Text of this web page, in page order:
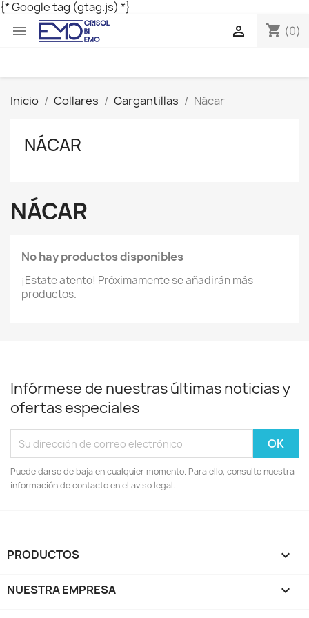
{* Google tag (gtag.js) *}
 shopping_cart (0)

Inicio Collares Gargantillas Nácar
NÁCAR
NÁCAR
No hay productos disponibles
¡Estate atento! Próximamente se añadirán más
productos.
Infórmese de nuestras últimas noticias y
ofertas especiales
Puede darse de baja en cualquier momento. Para ello, consulte nuestra
información de contacto en el aviso legal.
PRODUCTOS 
NUESTRA EMPRESA 